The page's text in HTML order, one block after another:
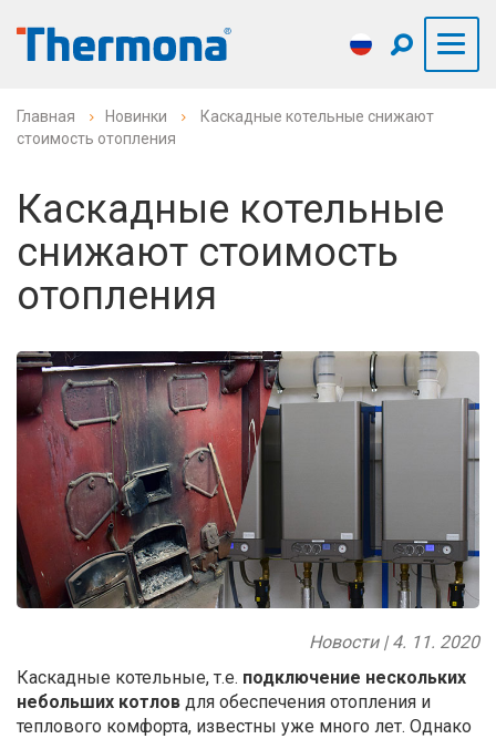
Главная Новинки
Каскадные котельные снижают
стоимость отопления
Каскадные котельные
снижают стоимость
отопления
Новости | 4. 11. 2020
Каскадные котельные, т.е. подключение нескольких
небольших котлов для обеспечения отопления и
теплового комфорта, известны уже много лет. Однако